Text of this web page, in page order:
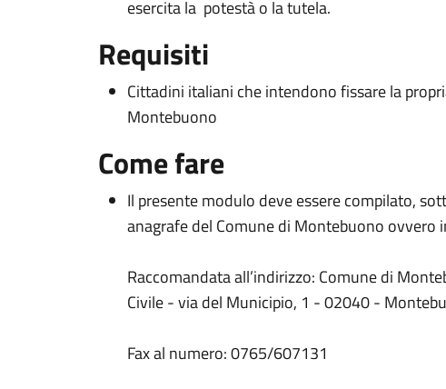
esercita la potestà o la tutela.
Requisiti
Cittadini italiani che intendono fissare la
Montebuono
Come fare
Il presente modulo deve essere compilato,
anagrafe del Comune di Montebuono ovvero
Raccomandata all’indirizzo: Comune di
Civile - via del Municipio, 1 - 02040 -
Fax al numero: 0765/607131